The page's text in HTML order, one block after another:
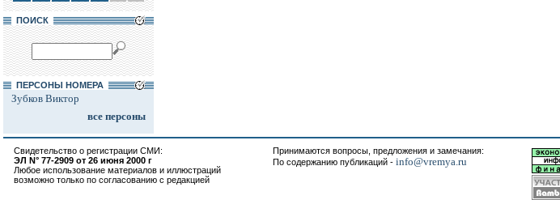
ПОИСК
ПЕРСОНЫ НОМЕРА
Зубков Виктор
все персоны
Свидетельство о регистрации СМИ:
ЭЛ N° 77-2909 от 26 июня 2000 г
Любое использование материалов и иллюстраций
возможно только по согласованию с редакцией
Принимаются вопросы, предложения и замечания:
По содержанию публикаций - info@vremya.ru